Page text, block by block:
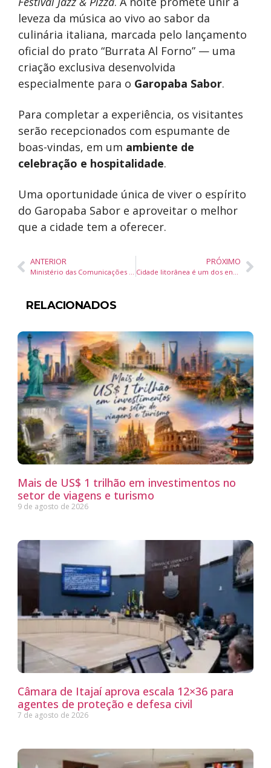
leveza da música ao vivo ao sabor da
culinária italiana, marcada pelo lançamento
oficial do prato “Burrata Al Forno” — uma
criação exclusiva desenvolvida
especialmente para o Garopaba Sabor.
Para completar a experiência, os visitantes
serão recepcionados com espumante de
boas-vindas, em um ambiente de
celebração e hospitalidade.
Uma oportunidade única de viver o espírito
do Garopaba Sabor e aproveitar o melhor
que a cidade tem a oferecer.
ANTERIOR
Ministério das Comunicações estende prazo para contribuições à Política Nacional de Data Centers
PRÓXIMO
Cidade litorânea é um dos endereços mais promissores do Brasil com bairros que valorizam quase 200%
RELACIONADOS
Mais de US$ 1 trilhão em investimentos no
setor de viagens e turismo
9 de agosto de 2026
Câmara de Itajaí aprova escala 12×36 para
agentes de proteção e defesa civil
7 de agosto de 2026